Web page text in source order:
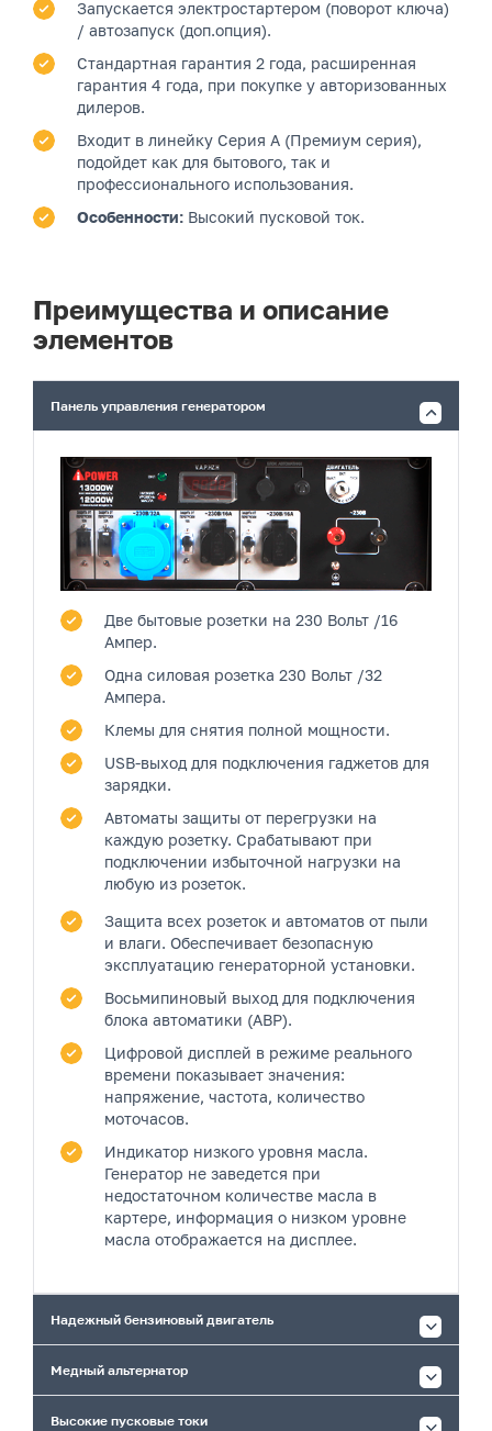
Запускается электростартером (поворот ключа)
/ автозапуск (доп.опция).
Стандартная гарантия 2 года, расширенная
гарантия 4 года, при покупке у авторизованных
дилеров.
Входит в линейку Серия A (Премиум серия),
подойдет как для бытового, так и
профессионального использования.
Особенности: Высокий пусковой ток.
Преимущества и описание
элементов
Панель управления генератором
Две бытовые розетки на 230 Вольт /16
Ампер.
Одна силовая розетка 230 Вольт /32
Ампера.
Клемы для снятия полной мощности.
USB-выход для подключения гаджетов для
зарядки.
Автоматы защиты от перегрузки на
каждую розетку. Срабатывают при
подключении избыточной нагрузки на
любую из розеток.
Защита всех розеток и автоматов от пыли
и влаги. Обеспечивает безопасную
эксплуатацию генераторной установки.
Восьмипиновый выход для подключения
блока автоматики (АВР).
Цифровой дисплей в режиме реального
времени показывает значения:
напряжение, частота, количество
моточасов.
Индикатор низкого уровня масла.
Генератор не заведется при
недостаточном количестве масла в
картере, информация о низком уровне
масла отображается на дисплее.
Надежный бензиновый двигатель
Медный альтернатор
Высокие пусковые токи